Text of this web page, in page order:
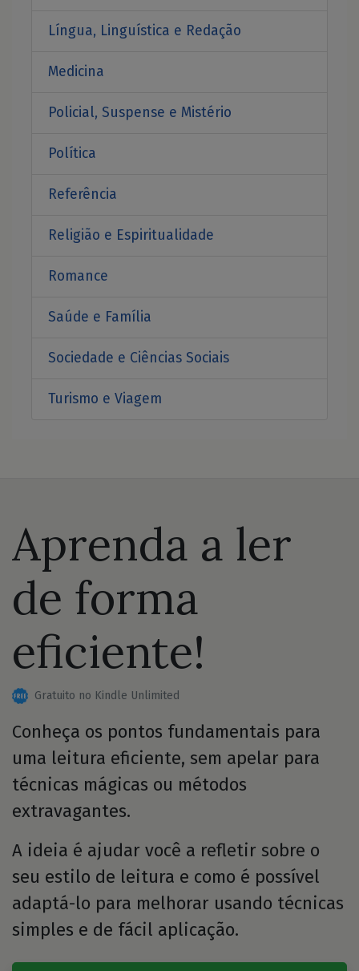
Língua, Linguística e Redação
Medicina
Policial, Suspense e Mistério
Política
Referência
Religião e Espiritualidade
Romance
Saúde e Família
Sociedade e Ciências Sociais
Turismo e Viagem
Aprenda a ler
de forma
eficiente!
Gratuito no Kindle Unlimited
Conheça os pontos fundamentais para
uma leitura eficiente, sem apelar para
técnicas mágicas ou métodos
extravagantes.
A ideia é ajudar você a refletir sobre o
seu estilo de leitura e como é possível
adaptá-lo para melhorar usando técnicas
simples e de fácil aplicação.